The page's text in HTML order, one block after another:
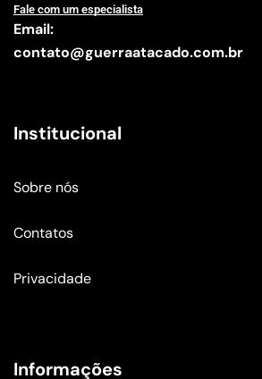
Fale com um especialista
Email:
contato@guerraatacado.com.br
Institucional
Sobre nós
Contatos
Privacidade
Informações